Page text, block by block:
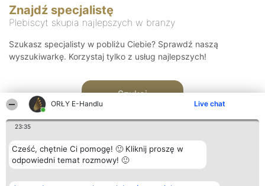
ORŁY E-Handlu Live chat
23:35
Cześć, chętnie Ci pomogę! 🙂 Kliknij proszę w
odpowiedni temat rozmowy! 🙂
Znajdź specjalistę
Plebiscyt skupia najlepszych w branży
Szukasz specjalisty w pobliżu Ciebie? Sprawdź naszą
wyszukiwarkę. Korzystaj tylko z usług najlepszych!
Szukaj
Organizator plebiscytu Plebiscyt Kontakt